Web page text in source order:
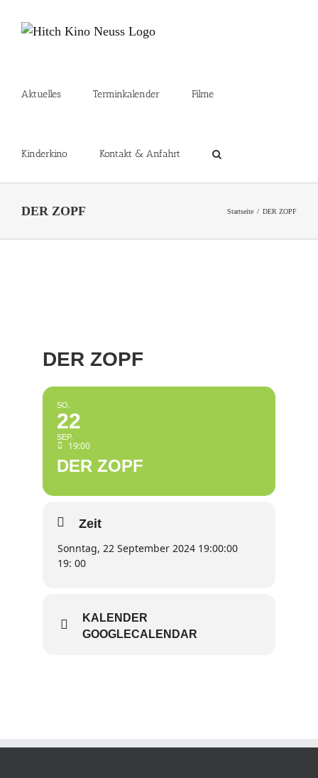
Inhalt
Aktuelles Terminkalender Filme
Kinderkino Kontakt & Anfahrt
DER ZOPF Startseite DER ZOPF
DER ZOPF
SO.
22
SEP.
19:00
DER ZOPF
Zeit
Sonntag, 22 September 2024 19:00:00
19: 00
KALENDER
GOOGLECALENDAR